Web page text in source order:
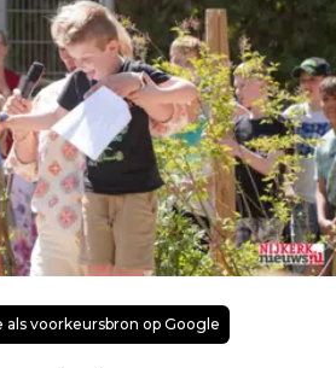
als voorkeursbron op Google